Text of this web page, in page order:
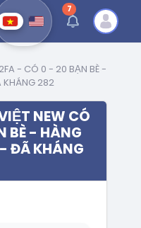
7thông báo chưa
- CÓ 0 - 20 BẠN BÈ -
KHÁNG 282
NEW CÓ
BÈ - HÀNG
ĐÃ KHÁNG